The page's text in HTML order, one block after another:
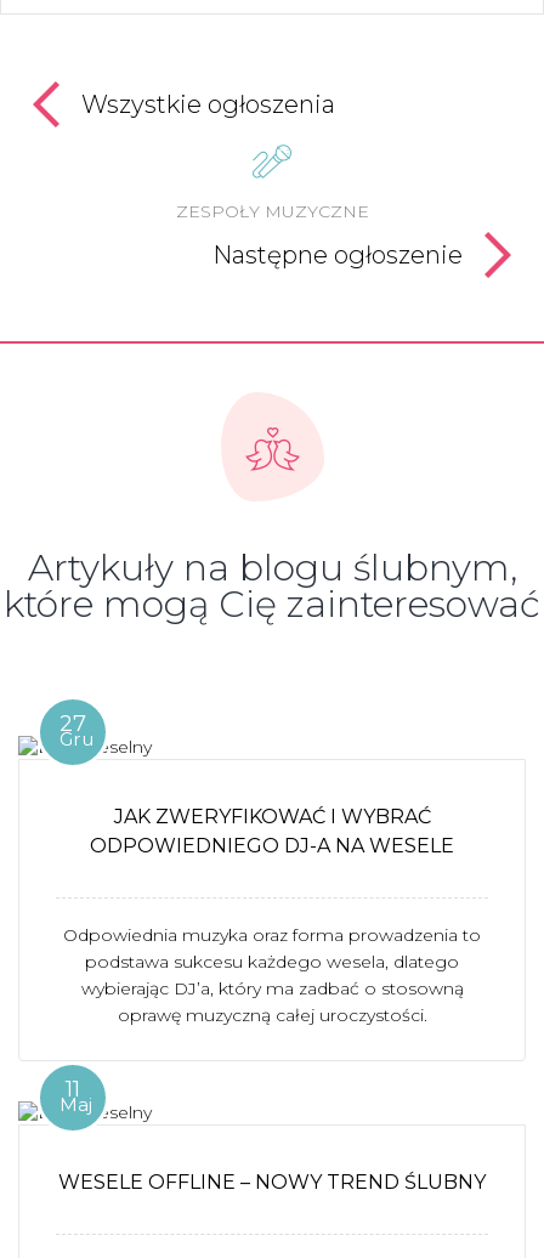
Wszystkie ogłoszenia
ZESPOŁY MUZYCZNE
Następne ogłoszenie
Artykuły na blogu ślubnym,
które mogą Cię zainteresować
27
Gru
JAK ZWERYFIKOWAĆ I WYBRAĆ
ODPOWIEDNIEGO DJ-A NA WESELE
Odpowiednia muzyka oraz forma prowadzenia to
podstawa sukcesu każdego wesela, dlatego
wybierając DJ’a, który ma zadbać o stosowną
oprawę muzyczną całej uroczystości.
11
Maj
WESELE OFFLINE – NOWY TREND ŚLUBNY